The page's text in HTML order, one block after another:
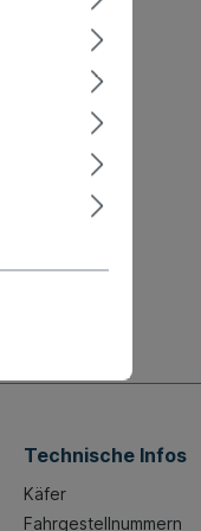
Technische Infos
Käfer
Fahrgestellnummern